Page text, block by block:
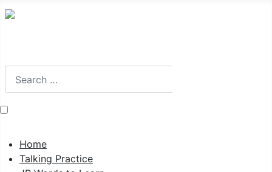
Home
Talking Practice